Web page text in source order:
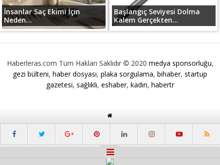
İnsanlar Saç Ekimi İçin
Neden...
Başlangıç Seviyesi Dolma
Kalem Gerçekten...
Haberleras.com Tüm Hakları Saklıdır © 2020 medya sponsorluğu,
gezi bülteni, haber dosyası, plaka sorgulama, bihaber, startup
gazetesi, sağlıklı, eshaber, kadın, habertr
Masaüstü Görünümüne Geç